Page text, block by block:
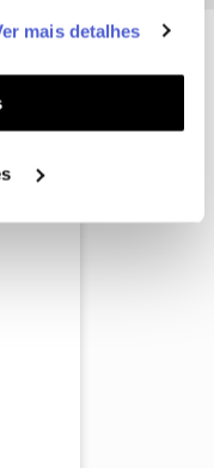
e
seus interesses
Pode gerir a
Configurar
mais detalhes